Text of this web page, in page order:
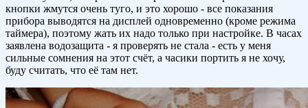
кнопки жмутся очень туго, и это хорошо - все показания
прибора выводятся на дисплей одновременно (кроме режима
таймера), поэтому жать их надо только при настройке. В часах
заявлена водозащита - я проверять не стала - есть у меня
сильные сомнения на этот счёт, а часики портить я не хочу,
буду считать, что её там нет.